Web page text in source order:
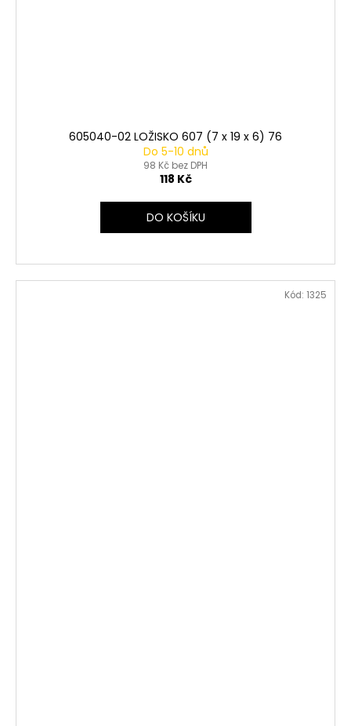
605040-02 LOŽISKO 607 (7 x 19 x 6) 76
Do 5-10 dnů
98 Kč bez DPH
118 Kč
DO KOŠÍKU
Kód: 1325